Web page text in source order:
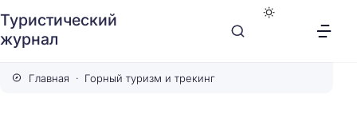
Туристический
журнал
Главная Горный туризм и трекинг